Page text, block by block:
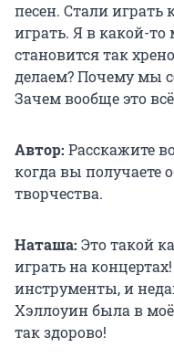
песен. Стали играть
играть. Я в какой-
становится так
делаем? Почему мы
Зачем вообще это
Автор: Расскажите
когда вы получаете
творчества.
Наташа: Это такой
играть на
инструменты, и
Хэллоуин была в
так здорово!